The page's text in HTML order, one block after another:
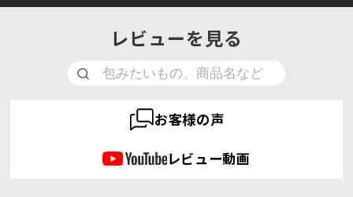
レビューを見る
お客様の声
レビュー動画